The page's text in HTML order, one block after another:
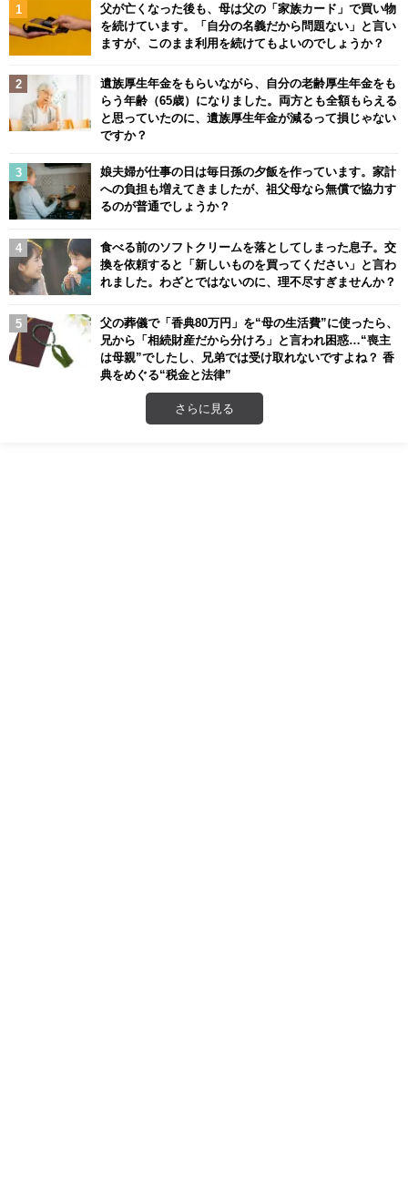
父が亡くなった後も、母は父の「家族カード」で買い物
を続けています。「自分の名義だから問題ない」と言い
ますが、このまま利用を続けてもよいのでしょうか？
遺族厚生年金をもらいながら、自分の老齢厚生年金をも
らう年齢（65歳）になりました。両方とも全額もらえる
と思っていたのに、遺族厚生年金が減るって損じゃない
ですか？
娘夫婦が仕事の日は毎日孫の夕飯を作っています。家計
への負担も増えてきましたが、祖父母なら無償で協力す
るのが普通でしょうか？
食べる前のソフトクリームを落としてしまった息子。交
換を依頼すると「新しいものを買ってください」と言わ
れました。わざとではないのに、理不尽すぎませんか？
父の葬儀で「香典80万円」を“母の生活費”に使ったら、
兄から「相続財産だから分けろ」と言われ困惑…“喪主
は母親”でしたし、兄弟では受け取れないですよね？ 香
典をめぐる“税金と法律”
さらに見る